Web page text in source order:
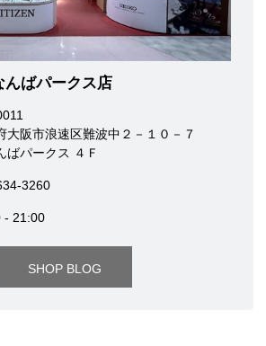
んばパークス店
大阪市浪速区難波中２－１０－７
ばパークス ４Ｆ
3260
- 21:00
SHOP BLOG